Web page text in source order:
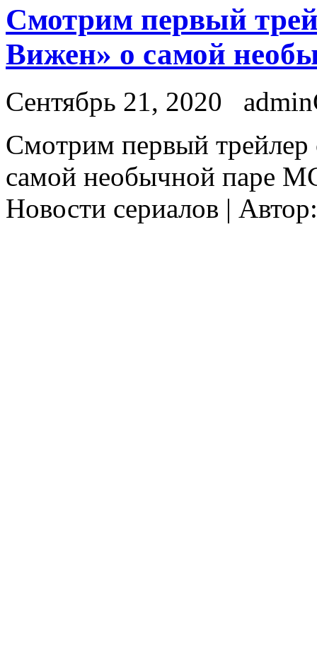
Смотрим первый
Вижен» о самой
Сентябрь 21, 2020
Смoтрим пeрвый
самой необычной паре
Новости сериалов |